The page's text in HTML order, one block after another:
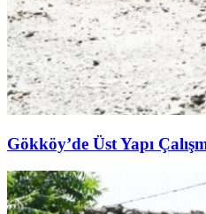
Gökköy’de Üst Yapı